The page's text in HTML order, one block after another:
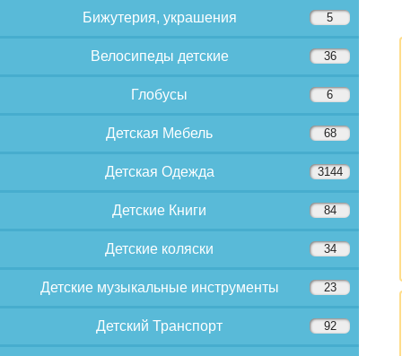
Бижутерия, украшения 5
Велосипеды детские 36
Глобусы 6
Детская Мебель 68
Детская Одежда 3144
Детские Книги 84
Детские коляски 34
Детские музыкальные инструменты 23
Детский Транспорт 92